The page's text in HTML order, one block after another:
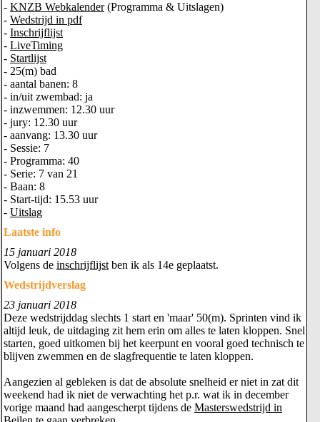
- KNZB Webkalender(Programma & Uitslagen)
- Wedstrijd in pdf
- Inschrijflijst
- LiveTiming
- Startlijst
- 25(m) bad
- aantal banen: 8
- in/uit zwembad: ja
- inzwemmen: 12.30 uur
- jury: 12.30 uur
- aanvang: 13.30 uur
- Sessie: 7
- Programma: 40
- Serie: 7 van 21
- Baan: 8
- Start-tijd: 15.53 uur
- Uitslag
Laatste info
15 januari 2018
Volgens de inschrijflijst ben ik als 14e geplaatst.
Wedstrijdverslag
23 januari 2018
Deze wedstrijddag slechts 1 start en 'maar' 50(m). Sprinten vind ik
altijd leuk, de uitdaging zit hem erin om alles te laten kloppen. Snel
starten, goed uitkomen bij het keerpunt en vooral goed technisch te
blijven zwemmen en de slagfrequentie te laten kloppen.
Aangezien al gebleken is dat de absolute snelheid er niet in zat dit
weekend had ik niet de verwachting het p.r. wat ik in december
vorige maand had aangescherpt tijdens de Masterswedstrijd in